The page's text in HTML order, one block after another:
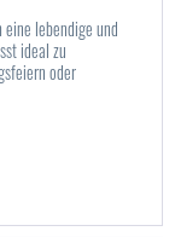
lebendige und
ideal zu
oder